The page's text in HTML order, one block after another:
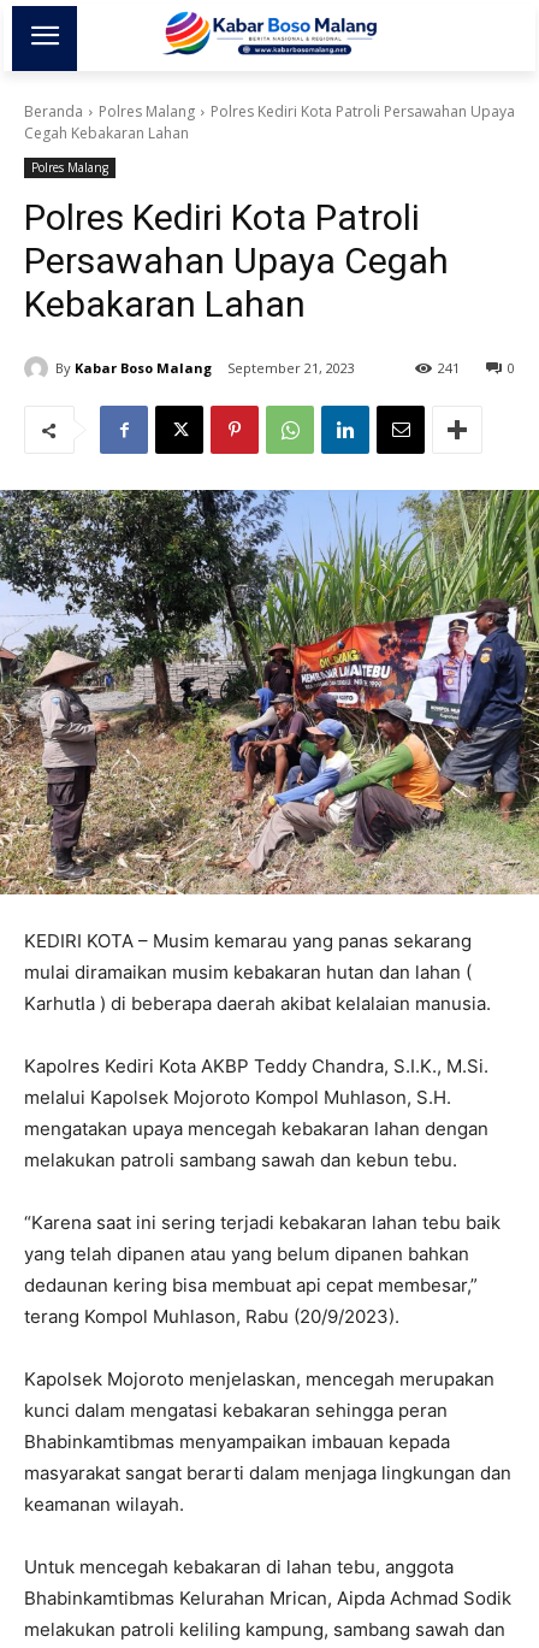
Beranda Polres Malang
Polres Kediri Kota Patroli Persawahan Upaya
Cegah Kebakaran Lahan
Polres Malang
Polres Kediri Kota Patroli
Persawahan Upaya Cegah
Kebakaran Lahan
By Kabar Boso Malang September 21, 2023 0
241
KEDIRI KOTA – Musim kemarau yang panas sekarang
mulai diramaikan musim kebakaran hutan dan lahan (
Karhutla ) di beberapa daerah akibat kelalaian manusia.
Kapolres Kediri Kota AKBP Teddy Chandra, S.I.K., M.Si.
melalui Kapolsek Mojoroto Kompol Muhlason, S.H.
mengatakan upaya mencegah kebakaran lahan dengan
melakukan patroli sambang sawah dan kebun tebu.
“Karena saat ini sering terjadi kebakaran lahan tebu baik
yang telah dipanen atau yang belum dipanen bahkan
dedaunan kering bisa membuat api cepat membesar,”
terang Kompol Muhlason, Rabu (20/9/2023).
Kapolsek Mojoroto menjelaskan, mencegah merupakan
kunci dalam mengatasi kebakaran sehingga peran
Bhabinkamtibmas menyampaikan imbauan kepada
masyarakat sangat berarti dalam menjaga lingkungan dan
keamanan wilayah.
Untuk mencegah kebakaran di lahan tebu, anggota
Bhabinkamtibmas Kelurahan Mrican, Aipda Achmad Sodik
melakukan patroli keliling kampung, sambang sawah dan